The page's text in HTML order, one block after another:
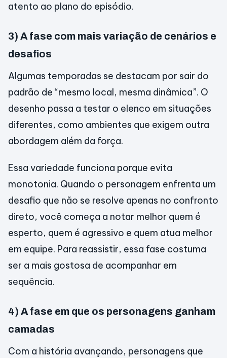
atento ao plano do episódio.
3) A fase com mais variação de cenários e
desafios
Algumas temporadas se destacam por sair do
padrão de “mesmo local, mesma dinâmica”. O
desenho passa a testar o elenco em situações
diferentes, como ambientes que exigem outra
abordagem além da força.
Essa variedade funciona porque evita
monotonia. Quando o personagem enfrenta um
desafio que não se resolve apenas no confronto
direto, você começa a notar melhor quem é
esperto, quem é agressivo e quem atua melhor
em equipe. Para reassistir, essa fase costuma
ser a mais gostosa de acompanhar em
sequência.
4) A fase em que os personagens ganham
camadas
Com a história avançando, personagens que